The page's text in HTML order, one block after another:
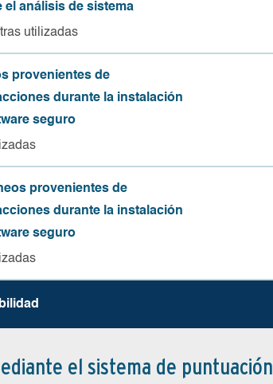
el análisis de sistema
utilizadas
provenientes de
durante la instalación
seguro
provenientes de
durante la instalación
seguro
el sistema de puntuación